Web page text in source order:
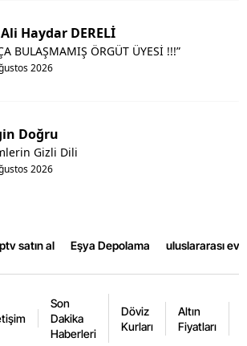
Haydar DERELİ
2026
BULAŞMAMIŞ ÖRGÜT ÜYESİ !!!”
Doğru
2026
Gizli Dili
satın al Eşya Depolama uluslararası
Son
Dakika
Haberleri
Döviz
Kurları
Altın
Fiyatları